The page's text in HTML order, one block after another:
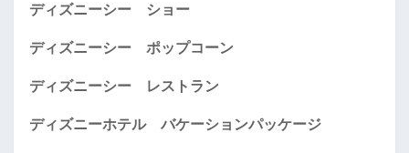
ディズニーシー ショー
ディズニーシー ポップコーン
ディズニーシー レストラン
ディズニーホテル バケーションパッケージ